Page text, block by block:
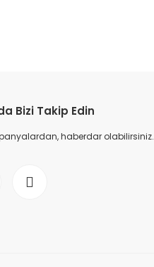
Bizi Takip Edin
haberdar olabilirsiniz.